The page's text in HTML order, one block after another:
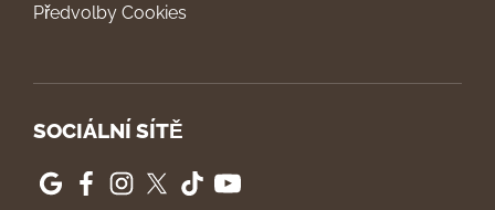
Předvolby Cookies
SOCIÁLNÍ SÍTĚ